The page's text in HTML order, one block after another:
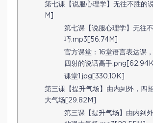
第七课【说服心理学】无往不胜的
M]
第七课【说服心理学】无往
巧.mp3[56.74M]
官方课堂：16堂语言表达课
四射的说话高手.png[62.94K]
课堂1.jpg[330.10K]
第三课【提升气场】由内到外，四
大气场[29.82M]
第三课【提升气场】由内到